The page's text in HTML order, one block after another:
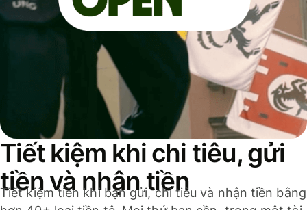
Tiết kiệm khi chi tiêu, gửi
tiền và nhận tiền
Tiết kiệm tiền khi bạn gửi, chi tiêu và nhận tiền bằng